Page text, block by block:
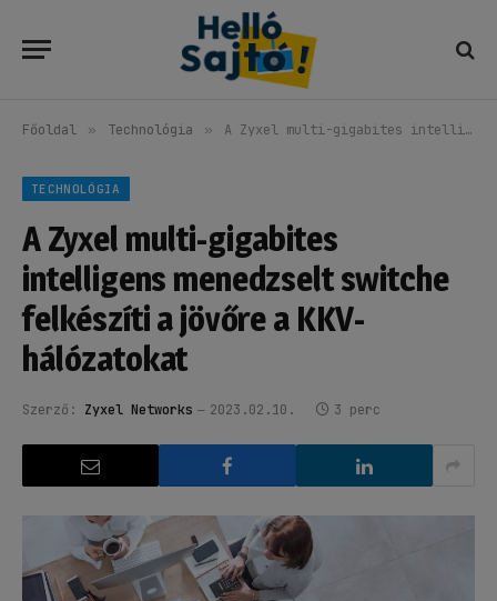
Főoldal » Technológia » A Zyxel multi-gigabites intelligens menedzselt switche felkészíti a jövőre a KKV-hálózatokat
TECHNOLÓGIA
A Zyxel multi-gigabites
intelligens menedzselt switche
felkészíti a jövőre a KKV-
hálózatokat
Szerző: Zyxel Networks 2023.02.10. 3 perc